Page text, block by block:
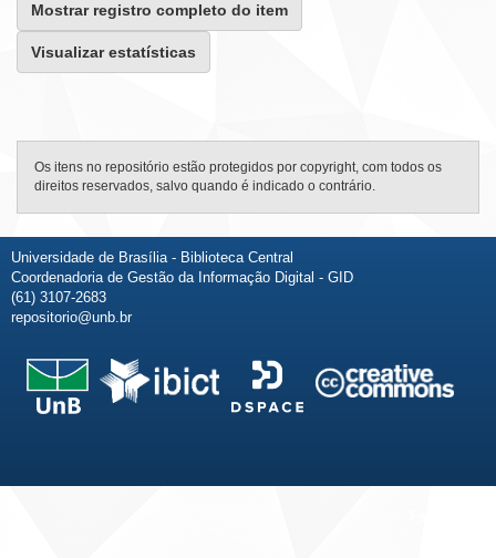
Mostrar registro completo do item
Visualizar estatísticas
Os itens no repositório estão protegidos por copyright, com todos os
direitos reservados, salvo quando é indicado o contrário.
Universidade de Brasília - Biblioteca Central
Coordenadoria de Gestão da Informação Digital - GID
(61) 3107-2683
repositorio@unb.br